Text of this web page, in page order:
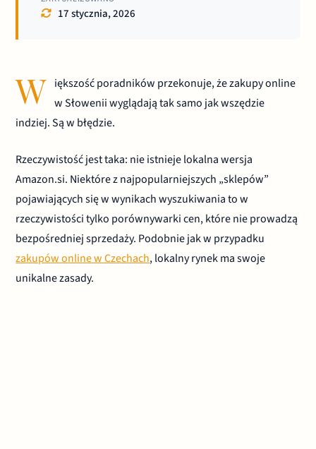
17 stycznia, 2026
W iększość poradników przekonuje, że zakupy online
w Słowenii wyglądają tak samo jak wszędzie
indziej. Są w błędzie.
Rzeczywistość jest taka: nie istnieje lokalna wersja
Amazon.si. Niektóre z najpopularniejszych „sklepów”
pojawiających się w wynikach wyszukiwania to w
rzeczywistości tylko porównywarki cen, które nie prowadzą
bezpośredniej sprzedaży. Podobnie jak w przypadku
zakupów online w Czechach, lokalny rynek ma swoje
unikalne zasady.